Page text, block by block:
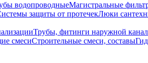
водопроводныеМагистральные
защиты от протечекЛюки
Трубы, фитинги наружной
смесиСтроительные смеси, составы